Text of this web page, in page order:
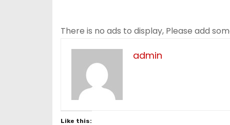
There is no ads to display, Please add
admin
Like this: